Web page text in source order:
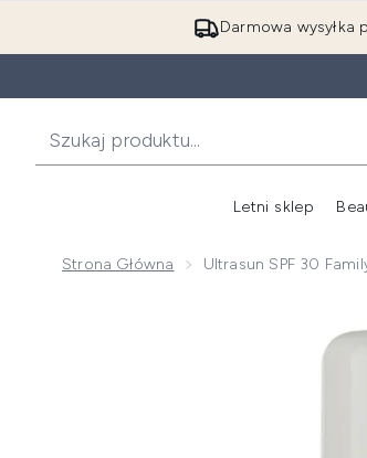
Darmowa wysyłka
Letni sklep
Strona Główna Ultrasun SPF 30
Now showing image 1 Ultrasun SPF